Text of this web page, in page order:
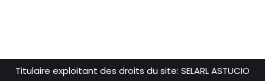
Titulaire exploitant des droits du site: SELARL ASTUCIO